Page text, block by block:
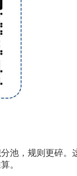
，规则更碎。
。